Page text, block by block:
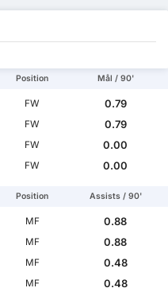
Position Mål / 90'
FW
0.79
FW
0.79
FW
0.00
FW 0.00
Position Assists / 90'
MF
0.88
MF
0.88
MF
0.48
MF
0.48